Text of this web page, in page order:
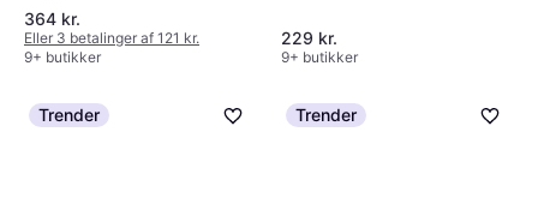
364 kr.
Eller 3 betalinger af 121 kr.
9+ butikker
229 kr.
9+ butikker
Trender Trender